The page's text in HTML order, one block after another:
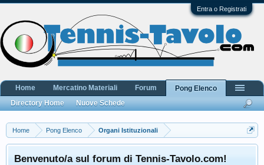
Entra o Registrati
Home Pong Elenco Organi Istituzionali
Benvenuto/a sul forum di Tennis-Tavolo.com!
Home Mercatino Materiali Forum
Pong Elenco
Directory Home
Nuove Schede